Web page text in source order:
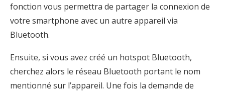
fonction vous permettra de partager la connexion de
votre smartphone avec un autre appareil via
Bluetooth.
Ensuite, si vous avez créé un hotspot Bluetooth,
cherchez alors le réseau Bluetooth portant le nom
mentionné sur l’appareil. Une fois la demande de